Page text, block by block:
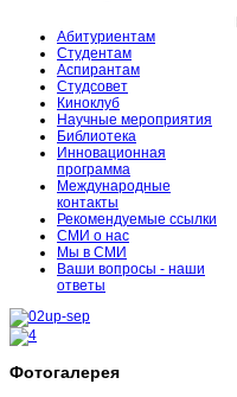
Абитуриентам
Студентам
Аспирантам
Студсовет
Киноклуб
Научные мероприятия
Библиотека
Инновационная
программа
Международные
контакты
Рекомендуемые ссылки
СМИ о нас
Мы в СМИ
Ваши вопросы - наши
ответы
Фотогалерея